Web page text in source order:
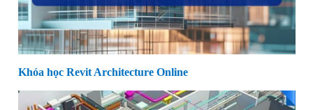
Khóa học Revit Architecture Online